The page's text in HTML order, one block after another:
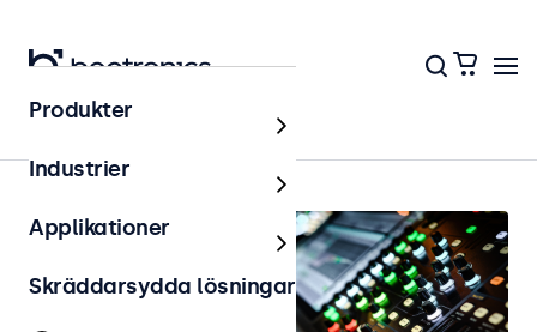
Hem
Produkter
Industrier
Applikationer
Skräddarsydda lösningar